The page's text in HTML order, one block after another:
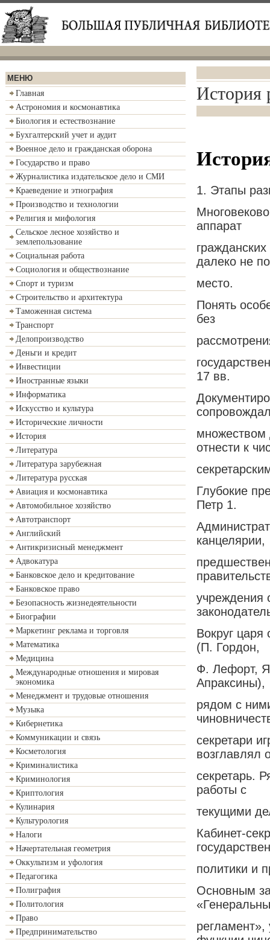
МЕНЮ
Главная
Астрономия и космонавтика
Биология и естествознание
Бухгалтерский учет и аудит
Военное дело и гражданская оборона
Государство и право
Журналистика издательское дело и СМИ
Краеведение и этнография
Производство и технологии
Религия и мифология
Сельское лесное хозяйство и
землепользование
Социальная работа
Социология и обществознание
Спорт и туризм
Строительство и архитектура
Таможенная система
Транспорт
Делопроизводство
Деньги и кредит
Инвестиции
Иностранные языки
Информатика
Искусство и культура
Исторические личности
История
Литература
Литература зарубежная
Литература русская
Авиация и космонавтика
Автомобильное хозяйство
Автотранспорт
Английский
Антикризисный менеджмент
Адвокатура
Банковское дело и кредитование
Банковское право
Безопасность жизнедеятельности
Биографии
Маркетинг реклама и торговля
Математика
Медицина
Международные отношения и мировая
экономика
Менеджмент и трудовые отношения
Музыка
Кибернетика
Коммуникации и связь
Косметология
Криминалистика
Криминология
Криптология
Кулинария
Культурология
Налоги
Начертательная геометрия
Оккультизм и уфология
Педагогика
Полиграфия
Политология
Право
Предпринимательство
История
1. Этапы
аппарат
далеко не
место.
Понять
без
17 вв.
множеством
отнести к
Глубокие
Петр 1.
канцелярии,
учреждения
Вокруг
(П. Гордон,
Ф. Лефорт,
Апраксины),
рядом с
секретари
возглавлял
секретарь.
работы с
текущими
Кабинет-
политики и
Основным